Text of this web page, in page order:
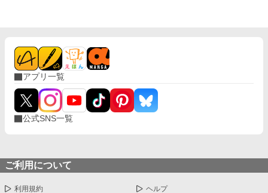
アプリ一覧
公式SNS一覧
ご利用について
利用規約 ヘルプ